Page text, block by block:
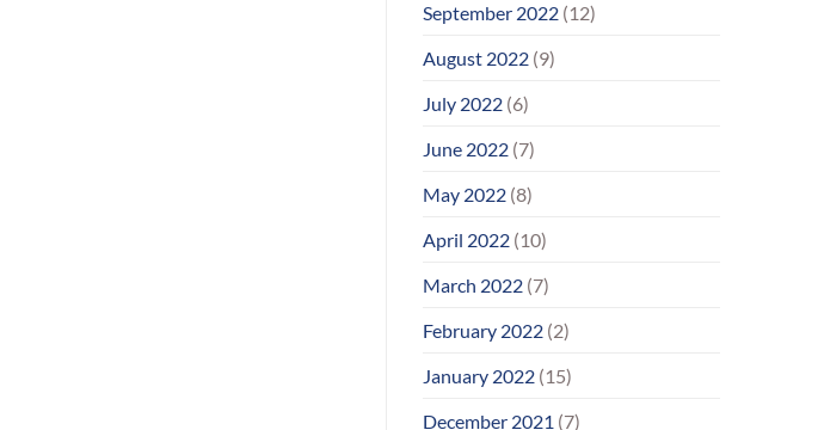
September 2022 (12)
August 2022 (9)
July 2022 (6)
June 2022 (7)
May 2022 (8)
April 2022 (10)
March 2022 (7)
February 2022 (2)
January 2022 (15)
December 2021 (7)